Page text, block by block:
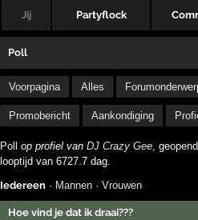
Jij Partyflock
Poll
Voorpagina Alles
Promobericht Aankondiging
Poll op profiel van DJ Crazy Gee,
looptijd van 6727.7 dag.
Iedereen · Mannen · Vrouwen
Hoe vind je dat ik draai???